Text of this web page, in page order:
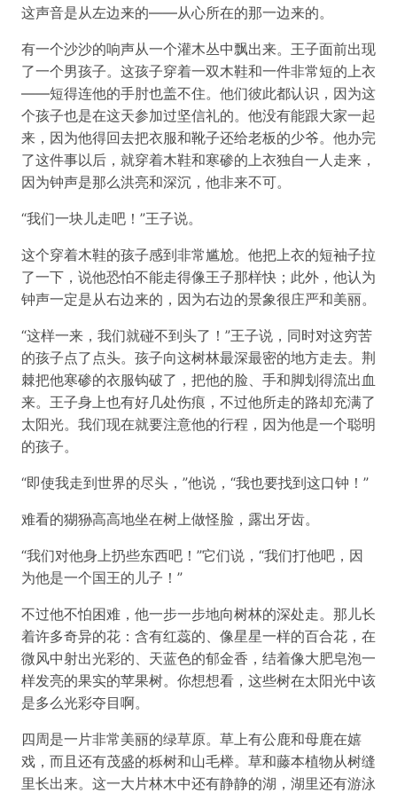
这声音是从左边来的——从心所在的那一边来的。
有一个沙沙的响声从一个灌木丛中飘出来。王子面前出现
了一个男孩子。这孩子穿着一双木鞋和一件非常短的上衣
——短得连他的手肘也盖不住。他们彼此都认识，因为这
个孩子也是在这天参加过坚信礼的。他没有能跟大家一起
来，因为他得回去把衣服和靴子还给老板的少爷。他办完
了这件事以后，就穿着木鞋和寒碜的上衣独自一人走来，
因为钟声是那么洪亮和深沉，他非来不可。
“我们一块儿走吧！”王子说。
这个穿着木鞋的孩子感到非常尴尬。他把上衣的短袖子拉
了一下，说他恐怕不能走得像王子那样快；此外，他认为
钟声一定是从右边来的，因为右边的景象很庄严和美丽。
“这样一来，我们就碰不到头了！”王子说，同时对这穷苦
的孩子点了点头。孩子向这树林最深最密的地方走去。荆
棘把他寒碜的衣服钩破了，把他的脸、手和脚划得流出血
来。王子身上也有好几处伤痕，不过他所走的路却充满了
太阳光。我们现在就要注意他的行程，因为他是一个聪明
的孩子。
“即使我走到世界的尽头，”他说，“我也要找到这口钟！”
难看的猢狲高高地坐在树上做怪脸，露出牙齿。
“我们对他身上扔些东西吧！”它们说，“我们打他吧，因
为他是一个国王的儿子！”
不过他不怕困难，他一步一步地向树林的深处走。那儿长
着许多奇异的花：含有红蕊的、像星星一样的百合花，在
微风中射出光彩的、天蓝色的郁金香，结着像大肥皂泡一
样发亮的果实的苹果树。你想想看，这些树在太阳光中该
是多么光彩夺目啊。
四周是一片非常美丽的绿草原。草上有公鹿和母鹿在嬉
戏，而且还有茂盛的栎树和山毛榉。草和藤本植物从树缝
里长出来。这一大片林木中还有静静的湖，湖里还有游泳